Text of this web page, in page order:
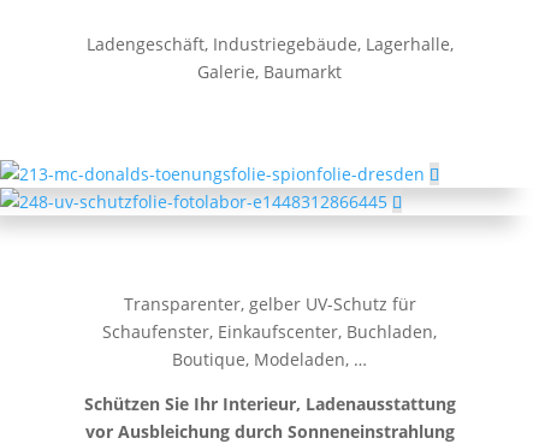
Ladengeschäft, Industriegebäude, Lagerhalle,
Galerie, Baumarkt
Transparenter, gelber UV-Schutz für
Schaufenster, Einkaufscenter, Buchladen,
Boutique, Modeladen, …
Schützen Sie Ihr Interieur, Ladenausstattung
vor Ausbleichung durch Sonneneinstrahlung